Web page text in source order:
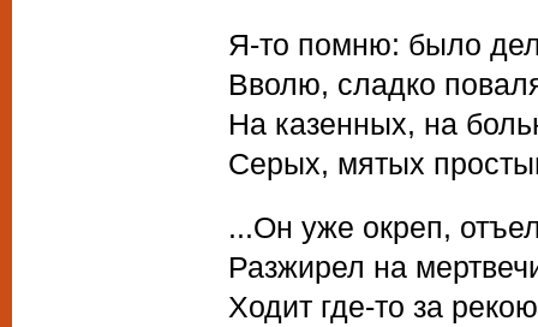
Я-то помню: было
Вволю, сладко
На казенных, на
Серых, мятых
...Он уже окреп,
Разжирел на
Ходит где-то за рекою